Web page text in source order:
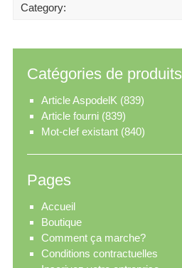
Category:
Catégories de produits
Article AspodelK (839)
Article fourni (839)
Mot-clef existant (840)
Pages
Accueil
Boutique
Comment ça marche?
Conditions contractuelles